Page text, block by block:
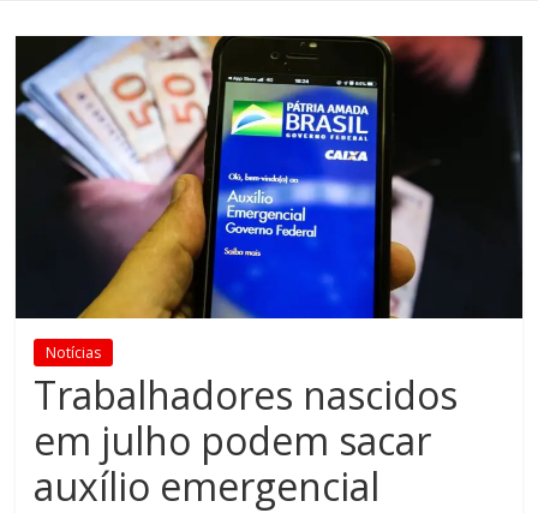
Notícias
Trabalhadores nascidos
em julho podem sacar
auxílio emergencial